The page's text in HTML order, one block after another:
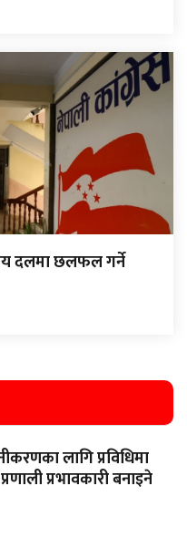
दलमा छलफल गर्ने
लागि प्रविधिमा
प्रभावकारी बनाइने